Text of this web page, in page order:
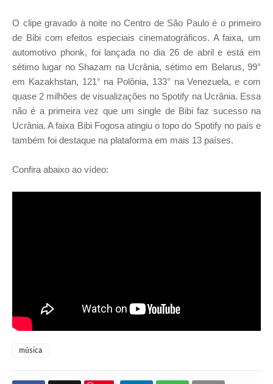
O clipe gravado à noite no Centro de São Paulo é o primeiro
de Bibi com efeitos especiais cinematográficos. A faixa, um
automotivo phonk, foi lançada no dia 26 de abril e está em
sétimo lugar no Shazam na Ucrânia, sétimo em Belarus, 99°
em Kazakhstan, 121° na Polônia, 133° na Venezuela, e com
quase 2 milhões de visualizações no Spotify na Ucrânia. Essa
não é a primeira vez que um single de Bibi faz sucesso na
Ucrânia. A faixa Bibi Fogosa atingiu o topo do Spotify no país e
também foi destaque na plataforma em mais 13 países.
Confira abaixo ao vídeo:
música